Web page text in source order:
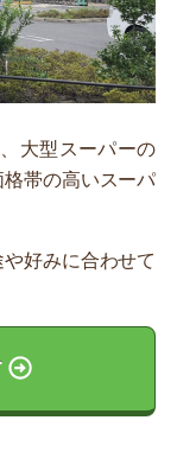
大型スーパーの
格帯の高いスーパ
好みに合わせて